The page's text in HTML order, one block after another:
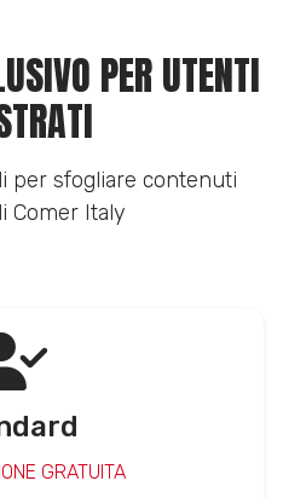
PER UTENTI
per sfogliare contenuti
Comer Italy
GRATUITA